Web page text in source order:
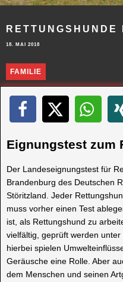
18. MAI 2018
FAMILIE
Eignungstest zum
Der Landeseignungstest für
Brandenburg des Deutschen
Störitzland. Jeder
muss vorher einen Test
ist, als Rettungshund zu
vielfältig, geprüft werden
hierbei spielen
Geräusche eine Rolle. Aber
dem Menschen und seinen